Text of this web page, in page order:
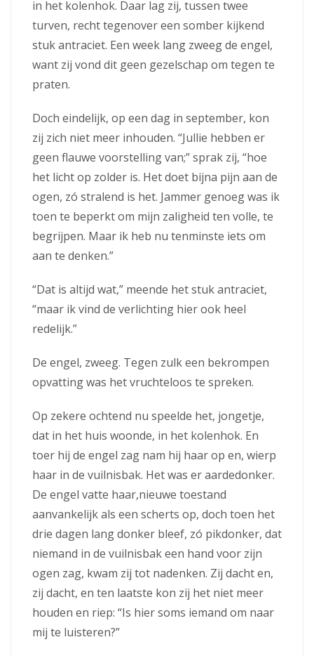
in het kolenhok. Daar lag zij, tussen twee
turven, recht tegenover een somber kijkend
stuk antraciet. Een week lang zweeg de engel,
want zij vond dit geen gezelschap om tegen te
praten.
Doch eindelijk, op een dag in september, kon
zij zich niet meer inhouden. “Jullie hebben er
geen flauwe voorstelling van;” sprak zij, “hoe
het licht op zolder is. Het doet bijna pijn aan de
ogen, zó stralend is het. Jammer genoeg was ik
toen te beperkt om mijn zaligheid ten volle, te
begrijpen. Maar ik heb nu tenminste iets om
aan te denken.”
“Dat is altijd wat,” meende het stuk antraciet,
“maar ik vind de verlichting hier ook heel
redelijk.”
De engel, zweeg. Tegen zulk een bekrompen
opvatting was het vruchteloos te spreken.
Op zekere ochtend nu speelde het, jongetje,
dat in het huis woonde, in het kolenhok. En
toer hij de engel zag nam hij haar op en, wierp
haar in de vuilnisbak. Het was er aardedonker.
De engel vatte haar,nieuwe toestand
aanvankelijk als een scherts op, doch toen het
drie dagen lang donker bleef, zó pikdonker, dat
niemand in de vuilnisbak een hand voor zijn
ogen zag, kwam zij tot nadenken. Zij dacht en,
zij dacht, en ten laatste kon zij het niet meer
houden en riep: “Is hier soms iemand om naar
mij te luisteren?”